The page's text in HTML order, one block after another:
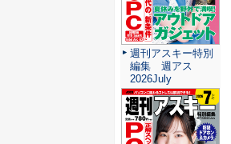
週刊アスキー特別
編集 週アス
2026July